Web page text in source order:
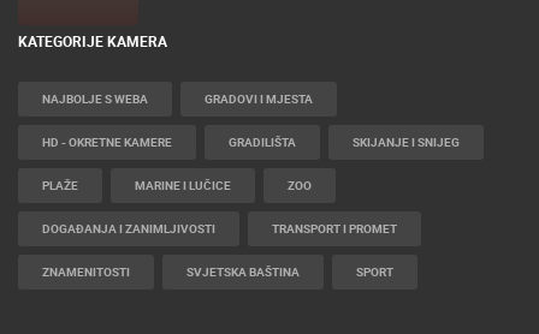
KATEGORIJE KAMERA
NAJBOLJE S WEBA GRADOVI I MJESTA
HD - OKRETNE KAMERE GRADILIŠTA SKIJANJE I SNIJEG
PLAŽE MARINE I LUČICE ZOO
DOGAĐANJA I ZANIMLJIVOSTI TRANSPORT I PROMET
ZNAMENITOSTI SVJETSKA BAŠTINA SPORT